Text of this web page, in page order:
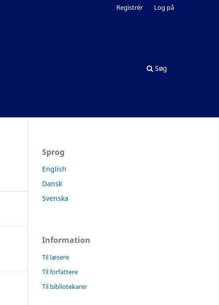
Søg
Registrér Log på
Sprog
English
Dansk
Svenska
Information
Til læsere
Til forfattere
Til bibliotekarer